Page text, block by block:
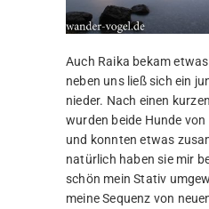
Auch Raika bekam
neben uns ließ sich ein
nieder. Nach einen
wurden beide Hunde
und konnten etwas
natürlich haben sie mir
schön mein Stativ
meine Sequenz von